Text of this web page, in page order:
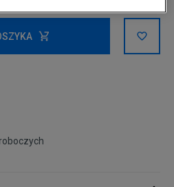
Powiadom o dostępności